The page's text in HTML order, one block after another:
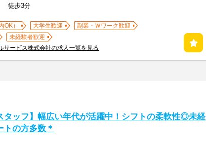
徒歩3分
OK） 大学生歓迎
副業・Ｗワーク歓迎
未経験者歓迎
サービス株式会社の求人一覧を見る
タッフ】幅広い年代が活躍中！シフトの柔軟性◎未経
トの方多数＊